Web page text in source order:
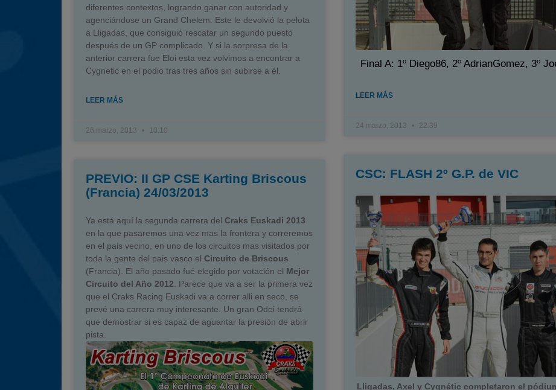
diferentes contextos, logrando ganar con autoridad y
agenciándose un Grand Chelem. Este le devolvió la pelota
a Lligadas, que consiguió rescatar un segundo puesto
después de un GP complicado. Y si la sorpresa de la
anterior carrera fue Eloi esta vez volvimos a encontrar a
Cygnetic en el podio tras tres años sin subirse a él.
LEER MÁS
26 marzo, 2013 10:10
Final A: 1º Diego86, 2º AdrianGomez, 3º
LEER MÁS
24 marzo, 2013 22:39
PREVIO: II GP CSE Karting Briscous
(Francia) 24/03/2013
Ya está aquí la segunda carrera del Craks Euskadi 2013
en la que pasaremos una vez mas la frontera y correremos
en el pais vecino, en uno de los circuitos mas visitados por
toda la gente del pais vasco el Circuito de Briscous
(Francia). El año pasado fué elegido por votación el Mejor
Circuito del Año 2012 . Parece que va a ser la primera vez
que el Craks Racing Euskadi va a correr alli en seco, se
prevé una carrera muy interesante. Un gran Odei tendrá
que demostrar si es capaz de aguantar la presión de abrir
pista.
CSC: FLASH 2º G.P. de VIC
Lligadas, Axel y Cygnétic completaron el